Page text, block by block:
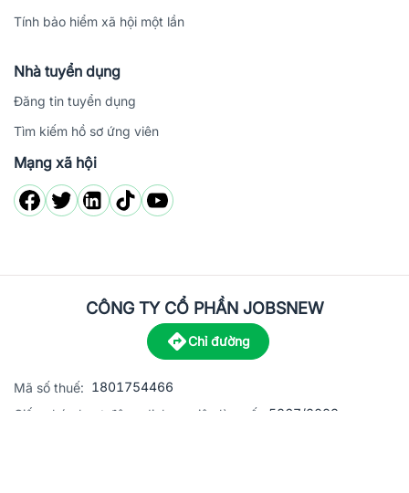
Tính bảo hiểm xã hội một lần
Nhà tuyển dụng
Đăng tin tuyển dụng
Tìm kiếm hồ sơ ứng viên
Mạng xã hội
CÔNG TY CỔ PHẦN JOBSNEW
Chỉ đường
Mã số thuế: 1801754466
Giấy phép hoạt động dịch vụ việc làm số:
5867/2023